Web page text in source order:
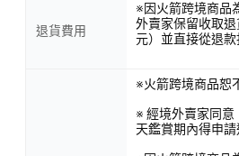
退貨費用
※因火箭跨境商品
外賣家保留收取
元）並直接從退款
※火箭跨境商品恕
※ 經境外賣家同意
天鑑賞期內得申請